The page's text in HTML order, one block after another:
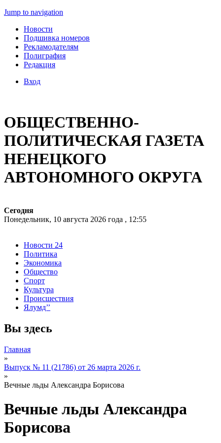
Jump to navigation
Новости
Подшивка номеров
Рекламодателям
Полиграфия
Редакция
Вход
ОБЩЕСТВЕННО-
ПОЛИТИЧЕСКАЯ ГАЗЕТА
НЕНЕЦКОГО
АВТОНОМНОГО ОКРУГА
Сегодня
Понедельник, 10 августа 2026 года , 12:55
Новости 24
Политика
Экономика
Общество
Спорт
Культура
Происшествия
Ялумд’’
Вы здесь
Главная
»
Выпуск № 11 (21786) от 26 марта 2026 г.
»
Вечные льды Александра Борисова
Вечные льды Александра
Борисова